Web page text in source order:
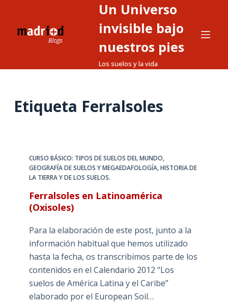
Un Universo
invisible bajo
nuestros pies
Los suelos y la vida
Etiqueta Ferralsoles
CURSO BÁSICO: TIPOS DE SUELOS DEL MUNDO,
GEOGRAFÍA DE SUELOS Y MEGAEDAFOLOGÍA,HISTORIA DE
LA TIERRA Y DE LOS SUELOS.
Ferralsoles en Latinoamérica
(Oxisoles)
Para la elaboración de este post, junto a la
información habitual que hemos utilizado
hasta la fecha, os transcribimos parte de los
contenidos en el Calendario 2012 “Los
suelos de América Latina y el Caribe”
elaborado por el European Soil…